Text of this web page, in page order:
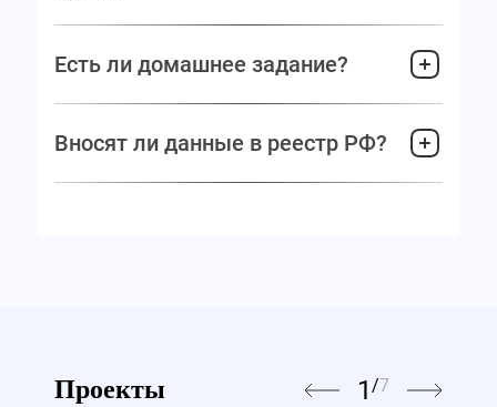
Есть ли домашнее задание?
Вносят ли данные в реестр РФ?
Проекты 1 /7